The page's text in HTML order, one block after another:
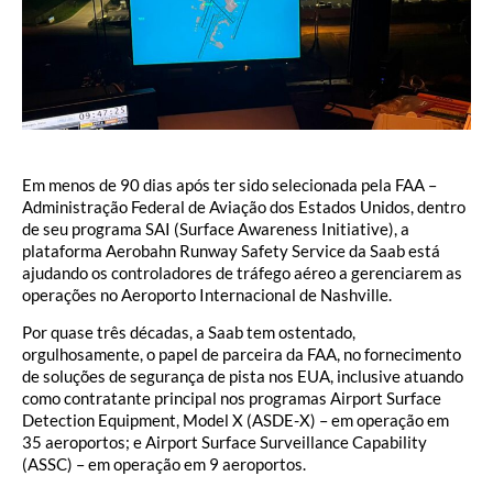
Em menos de 90 dias após ter sido selecionada pela FAA –
Administração Federal de Aviação dos Estados Unidos, dentro
de seu programa SAI (Surface Awareness Initiative), a
plataforma Aerobahn Runway Safety Service da Saab está
ajudando os controladores de tráfego aéreo a gerenciarem as
operações no Aeroporto Internacional de Nashville.
Por quase três décadas, a Saab tem ostentado,
orgulhosamente, o papel de parceira da FAA, no fornecimento
de soluções de segurança de pista nos EUA, inclusive atuando
como contratante principal nos programas Airport Surface
Detection Equipment, Model X (ASDE-X) – em operação em
35 aeroportos; e Airport Surface Surveillance Capability
(ASSC) – em operação em 9 aeroportos.